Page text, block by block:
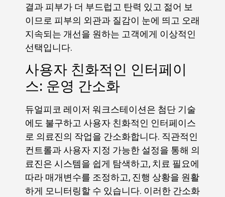
결과 피부가 더 부드럽고 탄력 있고 젊어 보
이므로 피부의 외관과 질감이 눈에 띄고 오래
지속되는 개선을 원하는 고객에게 이상적인
선택입니다.
사용자 친화적인 인터페이
스: 운영 간소화
듀얼피코 레이저 워크스테이션은 첨단 기술
에도 불구하고 사용자 친화적인 인터페이스
로 의료진의 작업을 간소화합니다. 직관적인
컨트롤과 사용자 지정 가능한 설정을 통해 의
료진은 시스템을 쉽게 탐색하고, 치료 필요에
따라 매개변수를 조정하고, 진행 상황을 원활
하게 모니터링할 수 있습니다. 이러한 간소화